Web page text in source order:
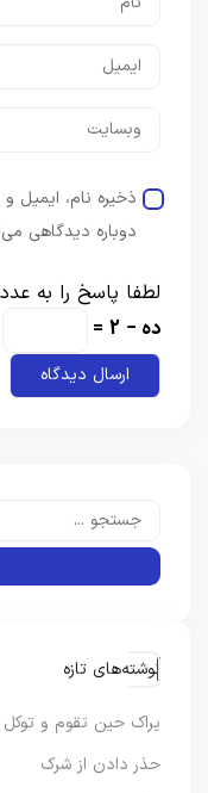
ذخیره نام، ایمیل
دوباره دیدگاهی
لطفا پاسخ را به
ده − 2 =
نوشته‌های تازه
یراک حین تقوم و توکل
حذر دادن از شرک